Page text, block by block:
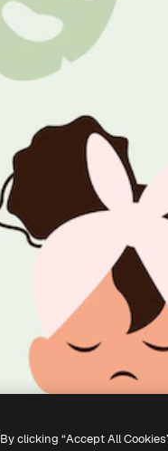
By clicking “Accept All